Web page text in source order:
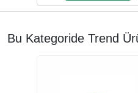
Bu Kategoride Trend